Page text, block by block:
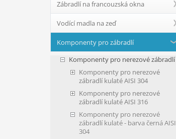
Zábradlí na francouzská okna
Vodící madla na zeď
Komponenty pro zábradlí
Komponenty pro nerezové zábradlí
Komponenty pro nerezové
zábradlí kulaté AISI 304
Komponenty pro nerezové
zábradlí kulaté AISI 316
Komponenty pro nerezové
zábradlí kulaté - barva černá AISI
304